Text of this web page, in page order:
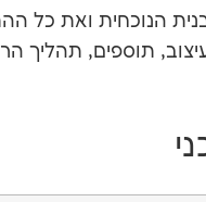
הנוכחית ואת כל
תוספים, תהליך